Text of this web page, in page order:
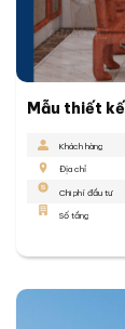
Mẫu thiết
Khách hàng
Địa chỉ
Chi phí đầu tư
Số tầng